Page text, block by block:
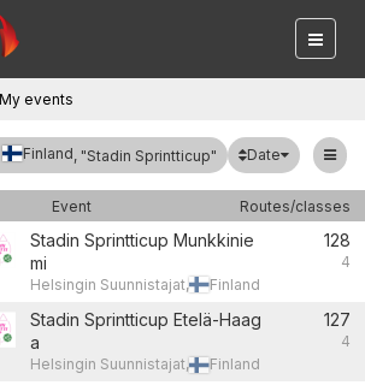
My events
Finland, "Stadin Sprintticup" Date
Event
Routes/classes
Stadin Sprintticup Munkkinie
mi
Helsingin Suunnistajat, Finland
128
4
Stadin Sprintticup Etelä-Haag
a
Helsingin Suunnistajat, Finland
127
4